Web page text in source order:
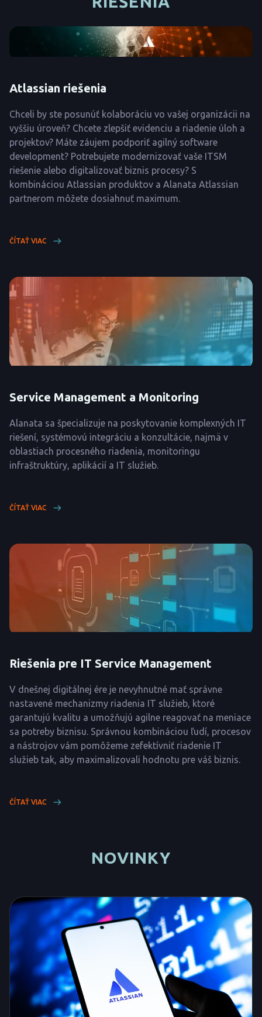
Atlassian riešenia
Chceli by ste posunúť kolaboráciu vo vašej organizácii na
vyššiu úroveň? Chcete zlepšiť evidenciu a riadenie úloh a
projektov? Máte záujem podporiť agilný software
development? Potrebujete modernizovať vaše ITSM
riešenie alebo digitalizovať biznis procesy? S
kombináciou Atlassian produktov a Alanata Atlassian
partnerom môžete dosiahnuť maximum.
ČÍTAŤ VIAC
Service Management a Monitoring
Alanata sa špecializuje na poskytovanie komplexných IT
riešení, systémovú integráciu a konzultácie, najmä v
oblastiach procesného riadenia, monitoringu
infraštruktúry, aplikácií a IT služieb.
ČÍTAŤ VIAC
Riešenia pre IT Service Management
V dnešnej digitálnej ére je nevyhnutné mať správne
nastavené mechanizmy riadenia IT služieb, ktoré
garantujú kvalitu a umožňujú agilne reagovať na meniace
sa potreby biznisu. Správnou kombináciou ľudí, procesov
a nástrojov vám pomôžeme zefektívniť riadenie IT
služieb tak, aby maximalizovali hodnotu pre váš biznis.
ČÍTAŤ VIAC
NOVINKY